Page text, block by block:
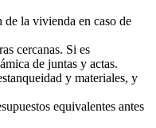
la vivienda en caso de
cercanas. Si es
de juntas y actas.
y materiales, y
equivalentes antes